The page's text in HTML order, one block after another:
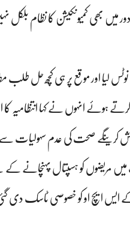
میں بھی کمیونکیشن کا نظام بلکل
کا نوٹس لیا اور موقع پر ہی کچھ
ہوئے انہوں نے کہا انتظامیہ
کرینگے صحت کی عدم سہولیات سے
مریضوں کو ہسپتال پہنچانے
کے ایس ایچ او کو خصوصی ٹاسک